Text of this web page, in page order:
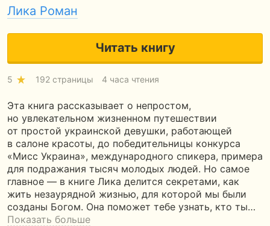
Лика Роман
Читать книгу
5 192 страницы 4 часа чтения
Эта книга рассказывает о непростом,
но увлекательном жизненном путешествии
от простой украинской девушки, работающей
в салоне красоты, до победительницы конкурса
«Мисс Украина», международного спикера, примера
для подражания тысяч молодых людей. Но самое
главное — в книге Лика делится секретами, как
жить незаурядной жизнью, для которой мы были
созданы Богом. Она поможет тебе узнать, кто ты…
Показать больше